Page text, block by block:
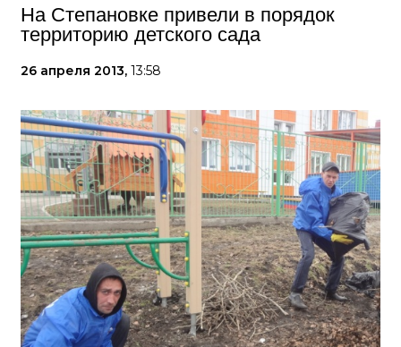
На Степановке привели в порядок
территорию детского сада
26 апреля 2013, 13:58